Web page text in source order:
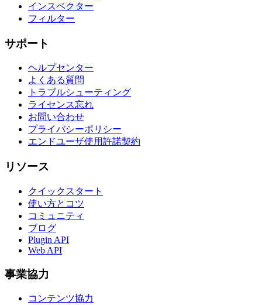
インスペクター
フィルター
サポート
ヘルプセンター
よくある質問
トラブルシューティング
ライセンス忘れ
お問い合わせ
プライバシーポリシー
エンドユーザ使用許諾契約
リソース
クイックスタート
使い方とコツ
コミュニティ
ブログ
Plugin API
Web API
事業協力
コンテンツ協力